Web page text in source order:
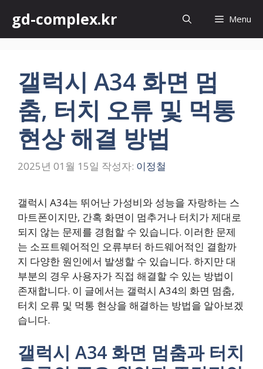
츠
gd-complex.kr Menu
갤럭시 A34 화면 멈
춤, 터치 오류 및 먹통
현상 해결 방법
2025년 01월 15일 작성자: 이정철
갤럭시 A34는 뛰어난 가성비와 성능을 자랑하는 스
마트폰이지만, 간혹 화면이 멈추거나 터치가 제대로
되지 않는 문제를 경험할 수 있습니다. 이러한 문제
는 소프트웨어적인 오류부터 하드웨어적인 결함까
지 다양한 원인에서 발생할 수 있습니다. 하지만 대
부분의 경우 사용자가 직접 해결할 수 있는 방법이
존재합니다. 이 글에서는 갤럭시 A34의 화면 멈춤,
터치 오류 및 먹통 현상을 해결하는 방법을 알아보겠
습니다.
갤럭시 A34 화면 멈춤과 터치